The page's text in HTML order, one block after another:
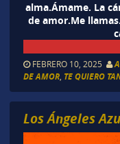
alma.Ámame. La
de amor.Me
FEBRERO 10, 2025
DE AMOR, TE QUIERO
Los Ángeles